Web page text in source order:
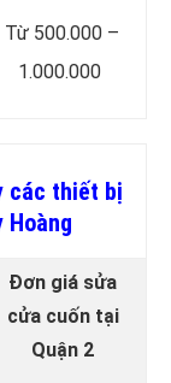
Từ 500.000 –
1.000.000
các thiết bị
Hoàng
Đơn giá sửa
cửa cuốn tại
Quận 2